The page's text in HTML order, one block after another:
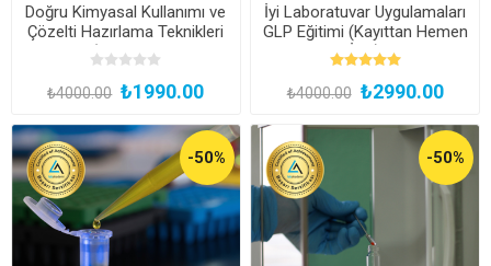
Doğru Kimyasal Kullanımı ve
Çözelti Hazırlama Teknikleri
Eğitimi (Kayıttan Hemen
İzle)
₺4000.00 ₺1990.00
İyi Laboratuvar Uygulamaları
GLP Eğitimi (Kayıttan Hemen
İzle)
₺4000.00 ₺2990.00
-50% -50%